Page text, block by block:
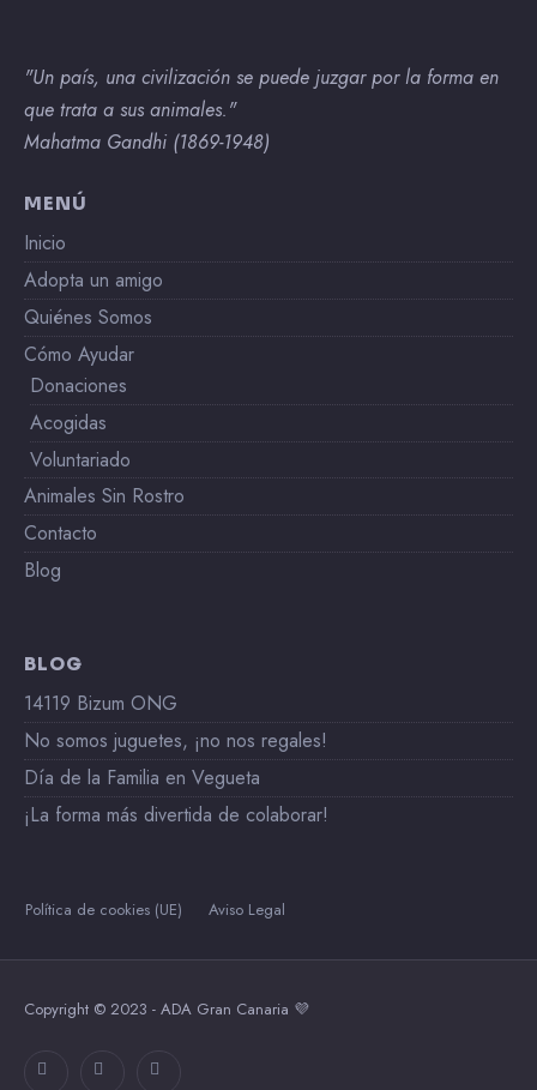
"Un país, una civilización se puede juzgar por la forma en
que trata a sus animales."
Mahatma Gandhi (1869-1948)
MENÚ
Inicio
Adopta un amigo
Quiénes Somos
Cómo Ayudar
Donaciones
Acogidas
Voluntariado
Animales Sin Rostro
Contacto
Blog
BLOG
14119 Bizum ONG
No somos juguetes, ¡no nos regales!
Día de la Familia en Vegueta
¡La forma más divertida de colaborar!
Política de cookies (UE) Aviso Legal
Copyright © 2023 - ADA Gran Canaria 💜